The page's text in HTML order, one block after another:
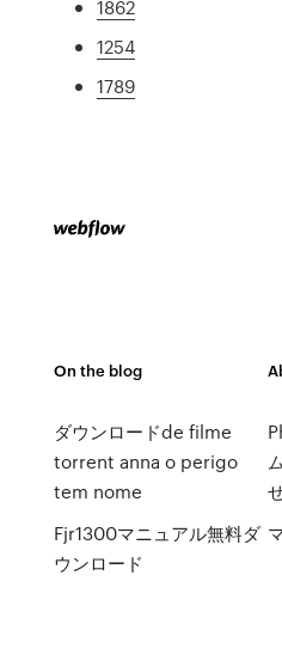
1862
1254
1789
On the blog
ダウンロードde filme
torrent anna o perigo
tem nome
Fjr1300マニュアル無料ダ
ウンロード